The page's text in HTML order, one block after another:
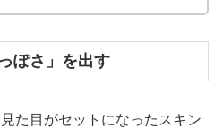
ぽさ」を出す
た目がセットになったスキン